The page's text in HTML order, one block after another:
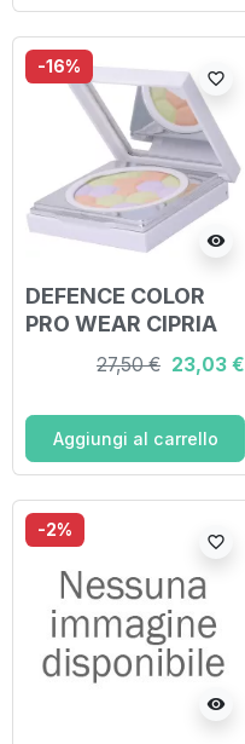
-16%
visibility
favorite_border
DEFENCE COLOR
PRO WEAR CIPRIA
CORRETTIVA 10 G
27,50 € 23,03 €
Aggiungi al carrello
-2%
visibility
favorite_border